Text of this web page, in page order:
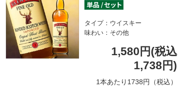
タイプ：ウイスキー
味わい：その他
1,580円(税込
1,738円)
1本あたり1738円（税込）